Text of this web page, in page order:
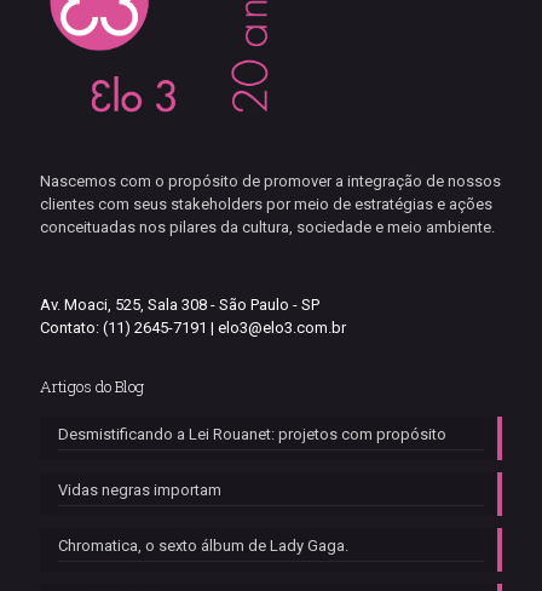
Nascemos com o propósito de promover a integração de nossos
clientes com seus stakeholders por meio de estratégias e ações
conceituadas nos pilares da cultura, sociedade e meio ambiente.
Av. Moaci, 525, Sala 308 - São Paulo - SP
Contato: (11) 2645-7191 | elo3@elo3.com.br
Artigos do Blog
Desmistificando a Lei Rouanet: projetos com propósito
Vidas negras importam
Chromatica, o sexto álbum de Lady Gaga.